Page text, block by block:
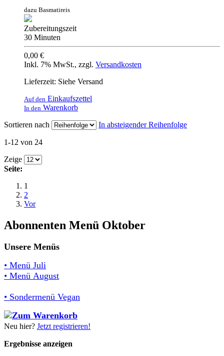
dazu Basmatireis
Zubereitungszeit
30 Minuten
0,00 €
Inkl. 7% MwSt., zzgl. Versandkosten
Lieferzeit: Siehe Versand
Auf den Einkaufszettel
In den Warenkorb
Sortieren nach
In absteigender Reihenfolge
1-12 von 24
Zeige
Seite:
1
2
Vor
Abonnenten Menü Oktober
Unsere Menüs
• Menü Juli
• Menü August
• Sondermenü Vegan
Neu hier? Jetzt registrieren!
Ergebnisse anzeigen